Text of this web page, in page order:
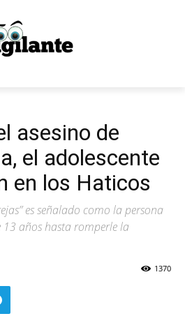
asesino de
el adolescente
en los Haticos
es señalado como la persona
años hasta romperle la
1370